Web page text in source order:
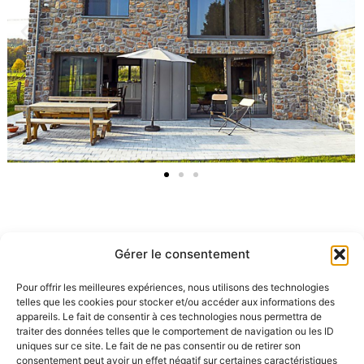
Gérer le consentement
Pour offrir les meilleures expériences, nous utilisons des technologies
telles que les cookies pour stocker et/ou accéder aux informations des
appareils. Le fait de consentir à ces technologies nous permettra de
traiter des données telles que le comportement de navigation ou les ID
uniques sur ce site. Le fait de ne pas consentir ou de retirer son
consentement peut avoir un effet négatif sur certaines caractéristiques